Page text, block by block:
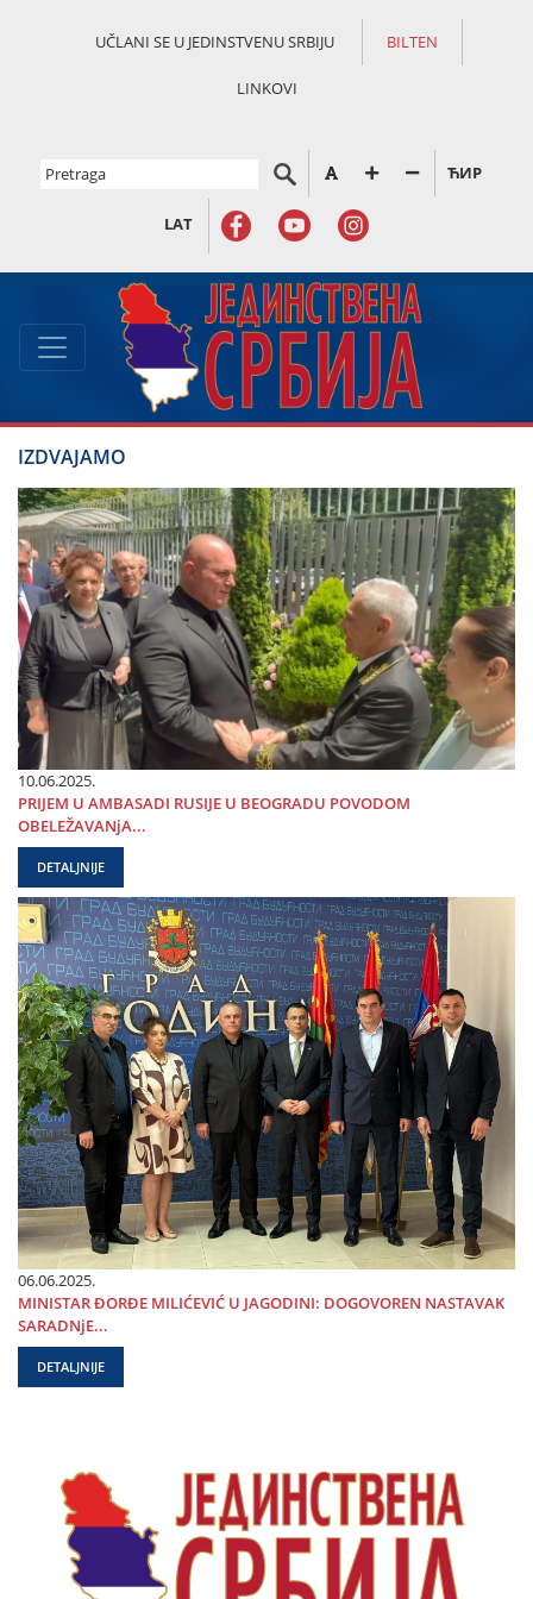
UČLANI SE U JEDINSTVENU SRBIJU BILTEN
LINKOVI
ЋИР
LAT
IZDVAJAMO
10.06.2025.
PRIЈEM U AMBASADI RUSIЈE U BEOGRADU POVODOM
OBELEŽAVANjA...
DETALJNIJE
06.06.2025.
MINISTAR ĐORĐE MILIĆEVIĆ U ЈAGODINI: DOGOVOREN NASTAVAK
SARADNjE...
DETALJNIJE